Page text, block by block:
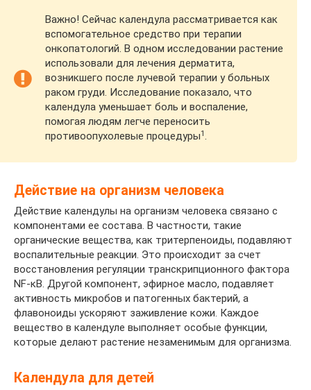
Важно! Сейчас календула рассматривается как
вспомогательное средство при терапии
онкопатологий. В одном исследовании растение
использовали для лечения дерматита,
возникшего после лучевой терапии у больных
раком груди. Исследование показало, что
календула уменьшает боль и воспаление,
помогая людям легче переносить
противоопухолевые процедуры1.
Действие на организм человека
Действие календулы на организм человека связано с
компонентами ее состава. В частности, такие
органические вещества, как тритерпеноиды, подавляют
воспалительные реакции. Это происходит за счет
восстановления регуляции транскрипционного фактора
NF-κB. Другой компонент, эфирное масло, подавляет
активность микробов и патогенных бактерий, а
флавоноиды ускоряют заживление кожи. Каждое
вещество в календуле выполняет особые функции,
которые делают растение незаменимым для организма.
Календула для детей